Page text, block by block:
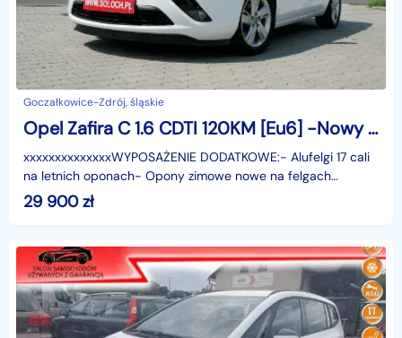
Goczałkowice-Zdrój, śląskie
Opel Zafira C 1.6 CDTI 120KM [Eu6] -Nowy rozrząd +Koła zimowe nowe -Euro 6 -Zobacz
xxxxxxxxxxxxxxWYPOSAŻENIE DODATKOWE:- Alufelgi 17 cali
na letnich oponach- Opony zimowe nowe na felgach
stalowych strukturalnych z kołpakami- Skrzynia 6 biegów-
29 900zł